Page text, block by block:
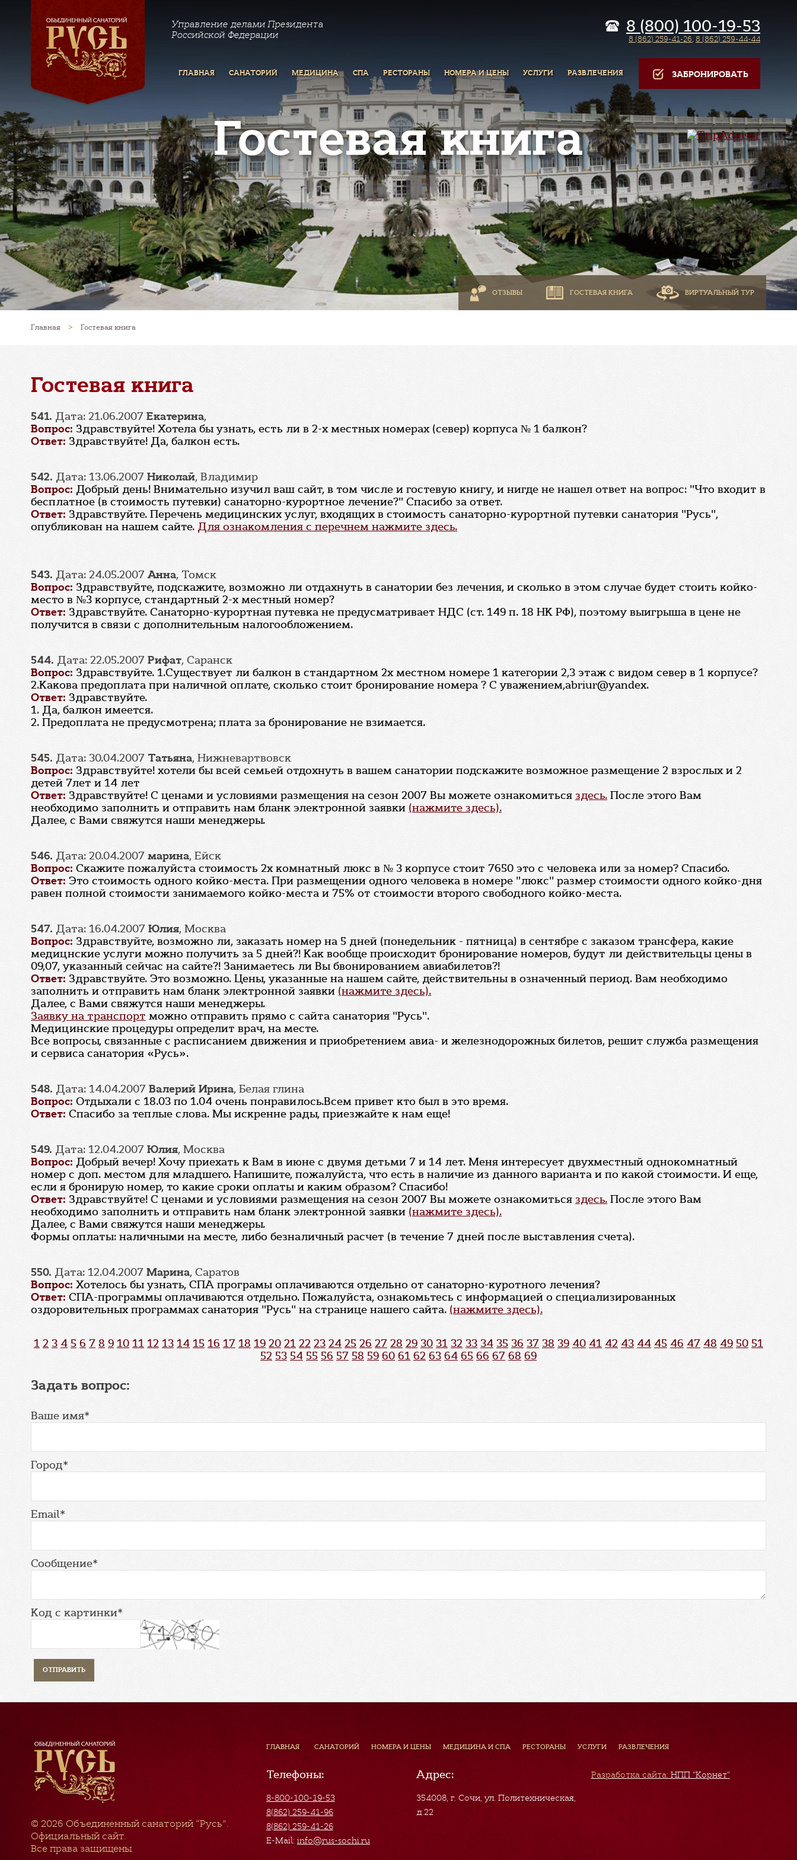
Управление делами Президента
Российской Федерации
8 (800) 100-19-53
8 (862) 259-41-26, 8 (862) 259-44-44
ГЛАВНАЯ САНАТОРИЙ МЕДИЦИНА СПА РЕСТОРАНЫ НОМЕРА И ЦЕНЫ УСЛУГИ РАЗВЛЕЧЕНИЯ ЗАБРОНИРОВАТЬ
Гостевая книга
ОТЗЫВЫ ГОСТЕВАЯ КНИГА ВИРТУАЛЬНЫЙ ТУР
Главная > Гостевая книга
Гостевая книга
541. Дата: 21.06.2007 Екатерина,
Вопрос: Здравствуйте! Хотела бы узнать, есть ли в 2-х местных номерах (север) корпуса № 1 балкон?
Ответ: Здравствуйте! Да, балкон есть.
542. Дата: 13.06.2007 Николай, Владимир
Вопрос: Добрый день! Внимательно изучил ваш сайт, в том числе и гостевую книгу, и нигде не нашел ответ на вопрос: "Что входит в
бесплатное (в стоимость путевки) санаторно-курортное лечение?" Спасибо за ответ.
Ответ: Здравствуйте. Перечень медицинских услуг, входящих в стоимость санаторно-курортной путевки санатория "Русь",
опубликован на нашем сайте. Для ознакомления с перечнем нажмите здесь.
543. Дата: 24.05.2007Анна, Томск
Вопрос: Здравствуйте, подскажите, возможно ли отдахнуть в санатории без лечения, и сколько в этом случае будет стоить койко-
место в №3 корпусе, стандартный 2-х местный номер?
Ответ: Здравствуйте. Санаторно-курортная путевка не предусматривает НДС (ст. 149 п. 18 НК РФ), поэтому выигрыша в цене не
получится в связи с дополнительным налогообложением.
544. Дата: 22.05.2007 Рифат, Саранск
Вопрос: Здравствуйте. 1.Существует ли балкон в стандартном 2х местном номере 1 категории 2,3 этаж с видом север в 1 корпусе?
2.Какова предоплата при наличной оплате, сколько стоит бронирование номера ? С уважением,abriur@yandex.
Ответ: Здравствуйте.
1. Да, балкон имеется.
2. Предоплата не предусмотрена; плата за бронирование не взимается.
545. Дата: 30.04.2007 Татьяна, Нижневартвовск
Вопрос: Здравствуйте! хотели бы всей семьей отдохнуть в вашем санатории подскажите возможное размещение 2 взрослых и 2
детей 7лет и 14 лет
Ответ: Здравствуйте! С ценами и условиями размещения на сезон 2007 Вы можете ознакомиться здесь. После этого Вам
необходимо заполнить и отправить нам бланк электронной заявки (нажмите здесь).
Далее, с Вами свяжутся наши менеджеры.
546. Дата: 20.04.2007 марина, Ейск
Вопрос: Скажите пожалуйста стоимость 2х комнатный люкс в № 3 корпусе стоит 7650 это с человека или за номер? Спасибо.
Ответ: Это стоимость одного койко-места. При размещении одного человека в номере "люкс" размер стоимости одного койко-дня
равен полной стоимости занимаемого койко-места и 75% от стоимости второго свободного койко-места.
547. Дата: 16.04.2007 Юлия, Москва
Вопрос: Здравствуйте, возможно ли, заказать номер на 5 дней (понедельник - пятница) в сентябре с заказом трансфера, какие
медицнские услуги можно получить за 5 дней?! Как вообще происходит бронирование номеров, будут ли действительцы цены в
09,07, указанный сейчас на сайте?! Занимаетесь ли Вы бвонированием авиабилетов?!
Ответ: Здравствуйте. Это возможно. Цены, указанные на нашем сайте, действительны в означенный период. Вам необходимо
заполнить и отправить нам бланк электронной заявки (нажмите здесь).
Далее, с Вами свяжутся наши менеджеры.
Заявку на транспорт можно отправить прямо с сайта санатория "Русь".
Медицинские процедуры определит врач, на месте.
Все вопросы, связанные с расписанием движения и приобретением авиа- и железнодорожных билетов, решит служба размещения
и сервиса санатория «Русь».
548. Дата: 14.04.2007 Валерий Ирина, Белая глина
Вопрос: Отдыхали с 18.03 по 1.04 очень понравилось.Всем привет кто был в это время.
Ответ: Спасибо за теплые слова. Мы искренне рады, приезжайте к нам еще!
549. Дата: 12.04.2007 Юлия, Москва
Вопрос: Добрый вечер! Хочу приехать к Вам в июне с двумя детьми 7 и 14 лет. Меня интересует двухместный однокомнатный
номер с доп. местом для младшего. Напишите, пожалуйста, что есть в наличие из данного варианта и по какой стоимости. И еще,
если я бронирую номер, то какие сроки оплаты и каким образом? Спасибо!
Ответ: Здравствуйте! С ценами и условиями размещения на сезон 2007 Вы можете ознакомиться здесь. После этого Вам
необходимо заполнить и отправить нам бланк электронной заявки (нажмите здесь).
Далее, с Вами свяжутся наши менеджеры.
Формы оплаты: наличными на месте, либо безналичный расчет (в течение 7 дней после выставления счета).
550. Дата: 12.04.2007 Марина, Саратов
Вопрос: Хотелось бы узнать, СПА програмы оплачиваются отдельно от санаторно-куротного лечения?
Ответ: СПА-программы оплачиваются отдельно. Пожалуйста, ознакомьтесь с информацией о специализированных
оздоровительных программах санатория "Русь" на странице нашего сайта. (нажмите здесь).
1 2 3 4 5 6 7 8 9 10 11 12 13 14 15 16 17 18 19 20 21 22 23 24 25 26 27 28 29 30 31 32 33 34 35 36 37 38 39 40 41 42 43 44 45 46 47 48 49 50 51
52 53 54 55 56 57 58 59 60 61 62 63 64 65 66 67 68 69
Задать вопрос:
Ваше имя*
Город*
Email*
Сообщение*
Код с картинки*
© 2026 Объединенный санаторий “Русь”.
Официальный сайт.
Все права защищены.
ГЛАВНАЯ САНАТОРИЙ НОМЕРА И ЦЕНЫ МЕДИЦИНА И СПА РЕСТОРАНЫ УСЛУГИ РАЗВЛЕЧЕНИЯ
Телефоны:
8-800-100-19-53
8(862) 259-41-96
8(862) 259-41-26
E-Mail: info@rus-sochi.ru
Адрес:
354008, г. Сочи,ул. Политехническая,
д.22
Разработка сайта: НПП "Корнет"